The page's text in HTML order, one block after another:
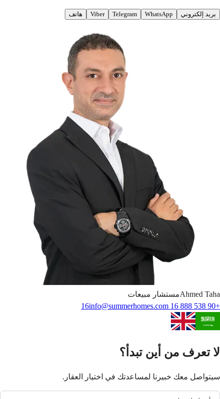
بريد إلكتروني WhatsApp
Telegram
Viber هاتف
Ahmed Taha
مستشار مبيعات
+90 538 888 16 16
info@summerhomes.com
لا تعرف من أين تبدأ؟
سيتواصل معك خبيرنا لمساعدتك في اختيار العقار.